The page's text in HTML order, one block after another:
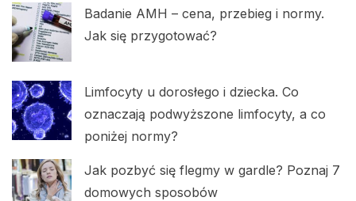
Badanie AMH – cena, przebieg i normy.
Jak się przygotować?
Limfocyty u dorosłego i dziecka. Co
oznaczają podwyższone limfocyty, a co
poniżej normy?
Jak pozbyć się flegmy w gardle? Poznaj 7
domowych sposobów